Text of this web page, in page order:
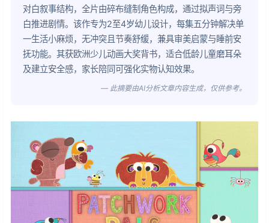
对白叙事结构，全片由碎布缝制角色构成，通过拟声词与旁
白推进剧情。该作专为2至4岁幼儿设计，每集五分钟解决单
一生活小麻烦，无冲突且节奏舒缓，兼具审美启蒙与睡前安
抚功能。其获欧洲少儿动画大奖背书，适合低龄儿童磨耳朵
及建立安全感，家长陪同可强化实物认知效果。
— 此摘要由AI分析文章内容生成，仅供参考。